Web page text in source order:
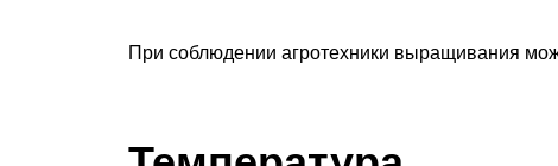
При соблюдении агротехники выращивания